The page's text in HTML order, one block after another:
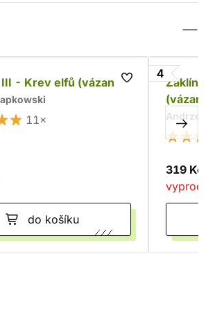
- Krev elfů (vázaná)
11×
do košíku
4
(vázaná)
Andrzej
319 Kč